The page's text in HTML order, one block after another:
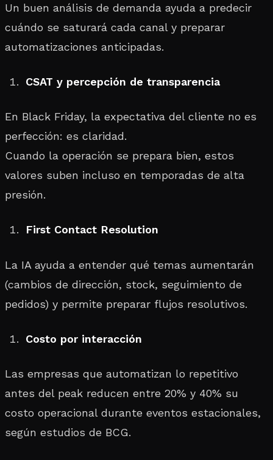
Un buen análisis de demanda ayuda a predecir
cuándo se saturará cada canal y preparar
automatizaciones anticipadas.
CSAT y percepción de transparencia
En Black Friday, la expectativa del cliente no es
perfección: es claridad.
Cuando la operación se prepara bien, estos
valores suben incluso en temporadas de alta
presión.
First Contact Resolution
La IA ayuda a entender qué temas aumentarán
(cambios de dirección, stock, seguimiento de
pedidos) y permite preparar flujos resolutivos.
Costo por interacción
Las empresas que automatizan lo repetitivo
antes del peak reducen entre 20% y 40% su
costo operacional durante eventos estacionales,
según estudios de BCG.